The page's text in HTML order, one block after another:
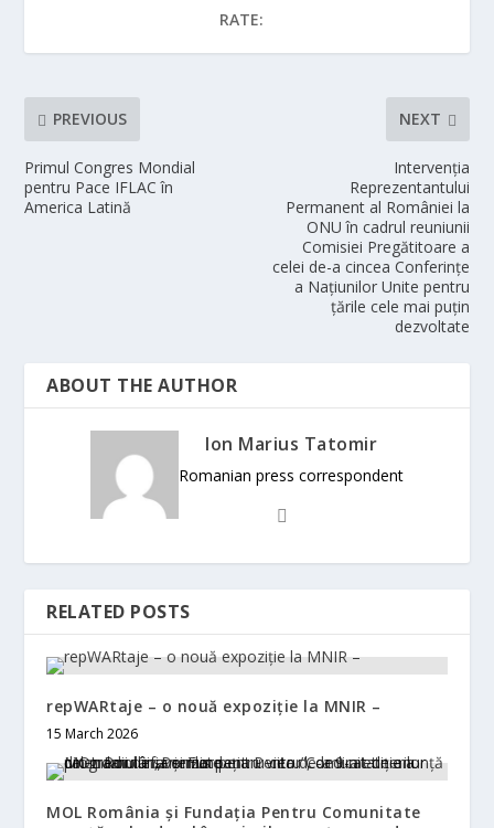
RATE:
PREVIOUS
Primul Congres Mondial
pentru Pace IFLAC în
America Latină
NEXT
Intervenția
Reprezentantului
Permanent al României la
ONU în cadrul reuniunii
Comisiei Pregătitoare a
celei de-a cincea Conferințe
a Națiunilor Unite pentru
țările cele mai puțin
dezvoltate
ABOUT THE AUTHOR
Ion Marius Tatomir
Romanian press correspondent
RELATED POSTS
repWARtaje – o nouă expoziție la MNIR –
15 March 2026
MOL România și Fundația Pentru Comunitate